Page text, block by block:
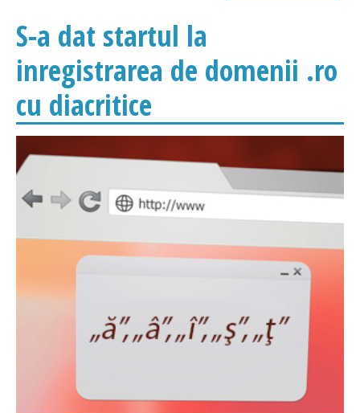
S-a dat startul la
inregistrarea de domenii .ro
cu diacritice